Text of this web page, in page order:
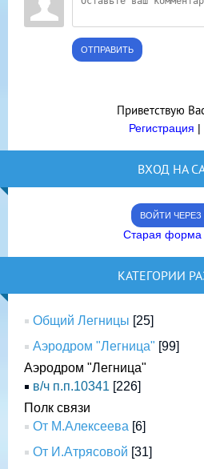
ОТПРАВИТЬ
Приветствую
Регистрация |
ВХОД НА
ВОЙТИ ЧЕРЕЗ
Старая форма
КАТЕГОРИИ
Общий Легницы [25]
Аэродром "Легница" [99]
Аэродром "Легница"
в/ч п.п.10341 [226]
Полк связи
От М.Алексеева [6]
От И.Атрясовой [31]